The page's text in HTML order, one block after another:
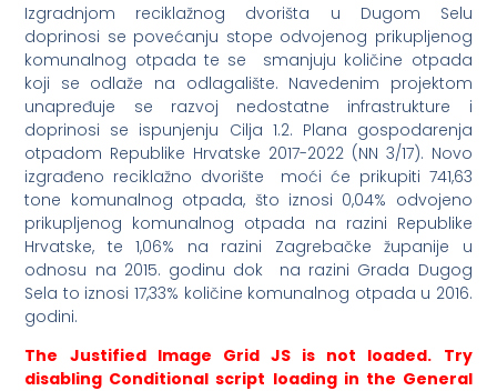
Izgradnjom reciklažnog dvorišta u Dugom Selu
doprinosi se povećanju stope odvojenog prikupljenog
komunalnog otpada te se smanjuju količine otpada
koji se odlaže na odlagalište. Navedenim projektom
unapređuje se razvoj nedostatne infrastrukture i
doprinosi se ispunjenju Cilja 1.2. Plana gospodarenja
otpadom Republike Hrvatske 2017-2022 (NN 3/17). Novo
izgrađeno reciklažno dvorište moći će prikupiti 741,63
tone komunalnog otpada, što iznosi 0,04% odvojeno
prikupljenog komunalnog otpada na razini Republike
Hrvatske, te 1,06% na razini Zagrebačke županije u
odnosu na 2015. godinu dok na razini Grada Dugog
Sela to iznosi 17,33% količine komunalnog otpada u 2016.
godini.
The Justified Image Grid JS is not loaded. Try
disabling Conditional script loading in the General